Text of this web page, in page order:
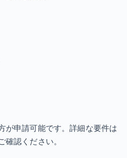
が申請可能です。詳細な要件は
確認ください。